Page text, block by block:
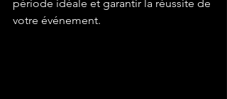
période idéale et garantir la réussite de
votre événement.